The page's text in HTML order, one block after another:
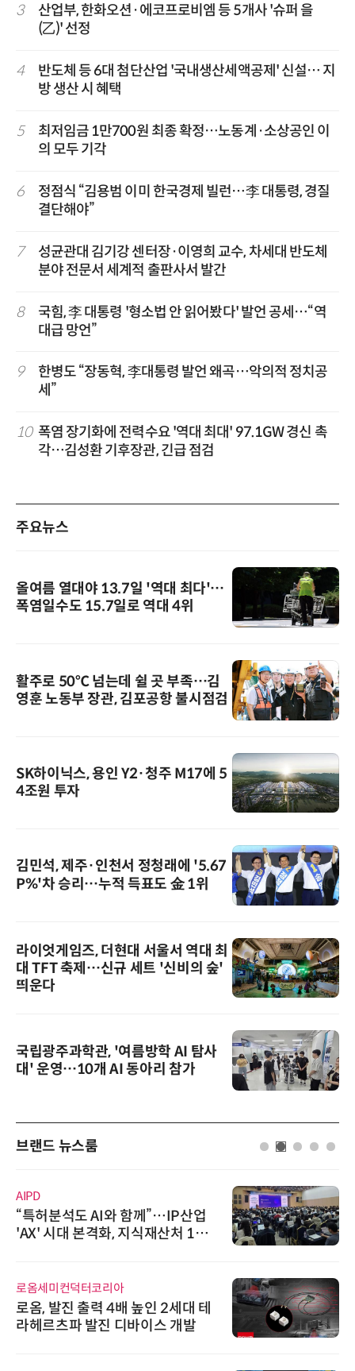
3
산업부, 한화오션·에코프로비엠 등 5개사 '슈퍼 을
(乙)' 선정
4
반도체 등 6대 첨단산업 '국내생산세액공제' 신설… 지
방 생산 시 혜택
5
최저임금 1만700원 최종 확정…노동계·소상공인 이
의 모두 기각
6
정점식 “김용범 이미 한국경제 빌런…李 대통령, 경질
결단해야”
7
성균관대 김기강 센터장·이영희 교수, 차세대 반도체
분야 전문서 세계적 출판사서 발간
8
국힘, 李 대통령 '형소법 안 읽어봤다' 발언 공세…“역
대급 망언”
9
한병도 “장동혁, 李대통령 발언 왜곡…악의적 정치공
세”
10 폭염 장기화에 전력수요 '역대 최대' 97.1GW 경신 촉
각…김성환 기후장관, 긴급 점검
주요뉴스
올여름 열대야 13.7일 '역대 최다'…
폭염일수도 15.7일로 역대 4위
활주로 50℃ 넘는데 쉴 곳 부족…김
영훈 노동부 장관, 김포공항 불시점검
SK하이닉스, 용인 Y2·청주 M17에 5
4조원 투자
김민석, 제주·인천서 정청래에 '5.67
P%'차 승리…누적 득표도 金 1위
라이엇게임즈, 더현대 서울서 역대 최
대 TFT 축제…신규 세트 '신비의 숲'
띄운다
국립광주과학관, '여름방학 AI 탐사
대' 운영…10개 AI 동아리 참가
브랜드 뉴스룸
AIPD
“특허분석도 AI와 함께”…IP산업
'AX' 시대 본격화, 지식재산처 1호
로옴세미컨덕터코리아
로옴, 발진 출력 4배 높인 2세대 테
라헤르츠파 발진 디바이스 개발